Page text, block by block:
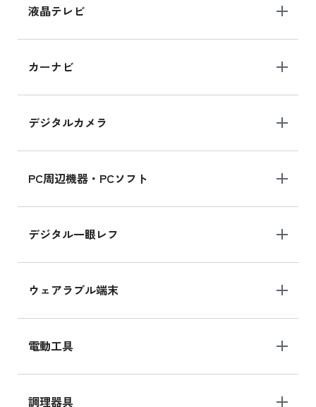
液晶テレビ
カーナビ
デジタルカメラ
PC周辺機器・PCソフト
デジタル一眼レフ
ウェアラブル端末
電動工具
調理器具
iPhone 15 128GB の新品買取価格
MK2K3J/Aの新品買取価格はこちら